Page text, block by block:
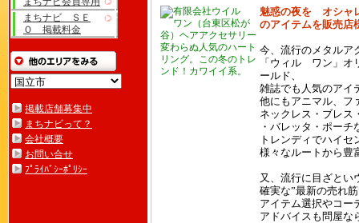
まちナビ ＳＥ
Ｏ 掲載料金
掲載店舗募集中
まちナビって？
会社概要
お問い合せ
ﾌﾟﾗｲﾊﾞｼｰﾎﾟﾘｼｰ
変わらぬ人気のハート
リング。この冬のトレ
ンド！カワイイ系。
魅惑の夜を オシャ
のアイテムを販売店
今、流行のメタルア
「ウィル ワン」オ
ールド、
雑誌でも人気のアイ
他にもアニマル、フ
ネックレス・ブレス
・バレッタ・ポー
トレンディでハイ
様々なルートから豊
又、流行に目ざと
確実な”最新の売れ
アイテム選択やコー
アドバイスも問屋な